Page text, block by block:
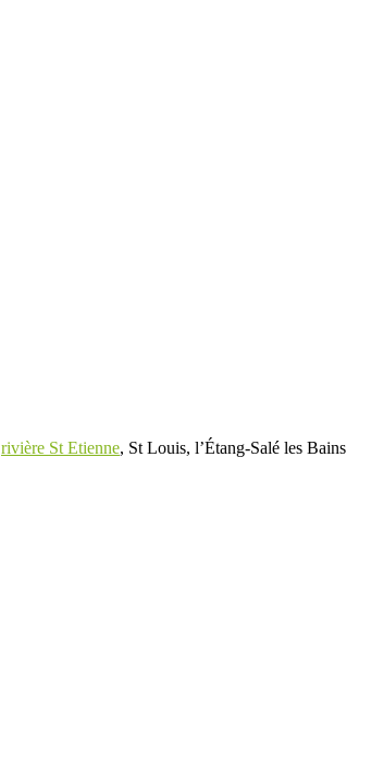
rivière St Etienne, St Louis, l’Étang-Salé les Bains